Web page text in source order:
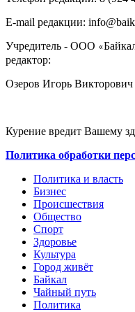
E-mail редакции:
Учредитель - ООО «
редактор:
Озеров Игорь Викторович
Курение вредит Вашему
Политика обработки
Политика и власть
Бизнес
Происшествия
Общество
Cпорт
Здоровье
Культура
Город живёт
Байкал
Чайный путь
Политика